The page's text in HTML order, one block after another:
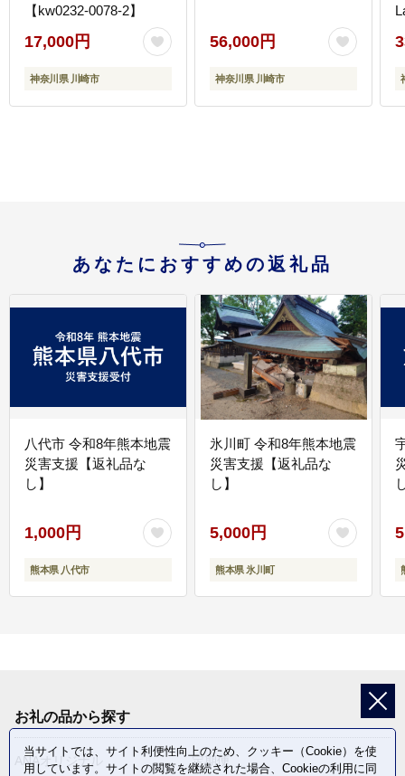
【kw0232-0078-2】
17,000円
神奈川県 川崎市
56,000円
神奈川県 川崎市
あなたにおすすめの返礼品
八代市 令和8年熊本地震
災害支援【返礼品な
し】
1,000円
熊本県 八代市
氷川町 令和8年熊本地震
災害支援【返礼品な
し】
5,000円
熊本県 氷川町
お礼の品から探す
ANAオリジナル
定期便
当サイトでは、サイト利便性向上のため、クッキー（Cookie）を使
用しています。サイトの閲覧を継続された場合、Cookieの利用に同